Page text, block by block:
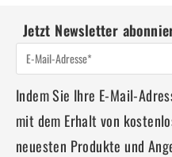
Jetzt Newsletter
Indem Sie Ihre E-Mail-
mit dem Erhalt von
neuesten Produkte und